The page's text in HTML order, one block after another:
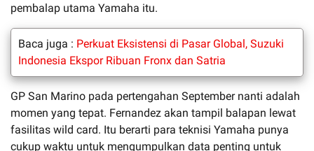
pembalap utama Yamaha itu.
Baca juga : Perkuat Eksistensi di Pasar Global, Suzuki
Indonesia Ekspor Ribuan Fronx dan Satria
GP San Marino pada pertengahan September nanti adalah
momen yang tepat. Fernandez akan tampil balapan lewat
fasilitas wild card. Itu berarti para teknisi Yamaha punya
cukup waktu untuk mengumpulkan data penting untuk